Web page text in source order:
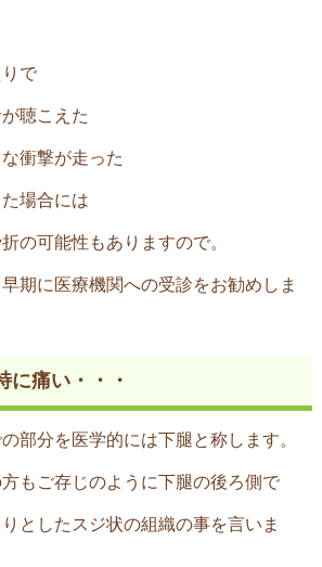
で
聴こえた
衝撃が走った
場合には
の可能性もありますので。
期に医療機関への受診をお勧めしま
に痛い・・・
部分を医学的には下腿と称します。
もご存じのように下腿の後ろ側で
としたスジ状の組織の事を言いま